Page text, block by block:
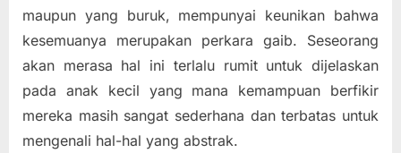
maupun yang buruk, mempunyai keunikan bahwa
kesemuanya merupakan perkara gaib. Seseorang
akan merasa hal ini terlalu rumit untuk dijelaskan
pada anak kecil yang mana kemampuan berfikir
mereka masih sangat sederhana dan terbatas untuk
mengenali hal-hal yang abstrak.